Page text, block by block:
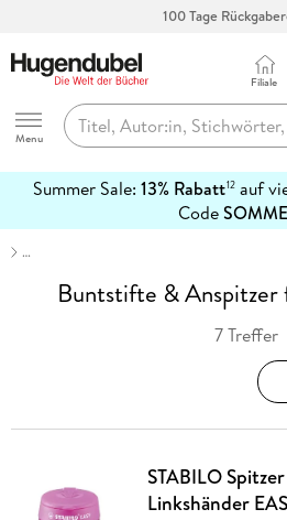
100 Tage
Hugendubel
Menu
Filiale
Summer Sale: 13% Rabatt12auf
Code
erfahren
…
Buntstifte & Anspitzer
7 Treffer
STABILO
Linkshänder